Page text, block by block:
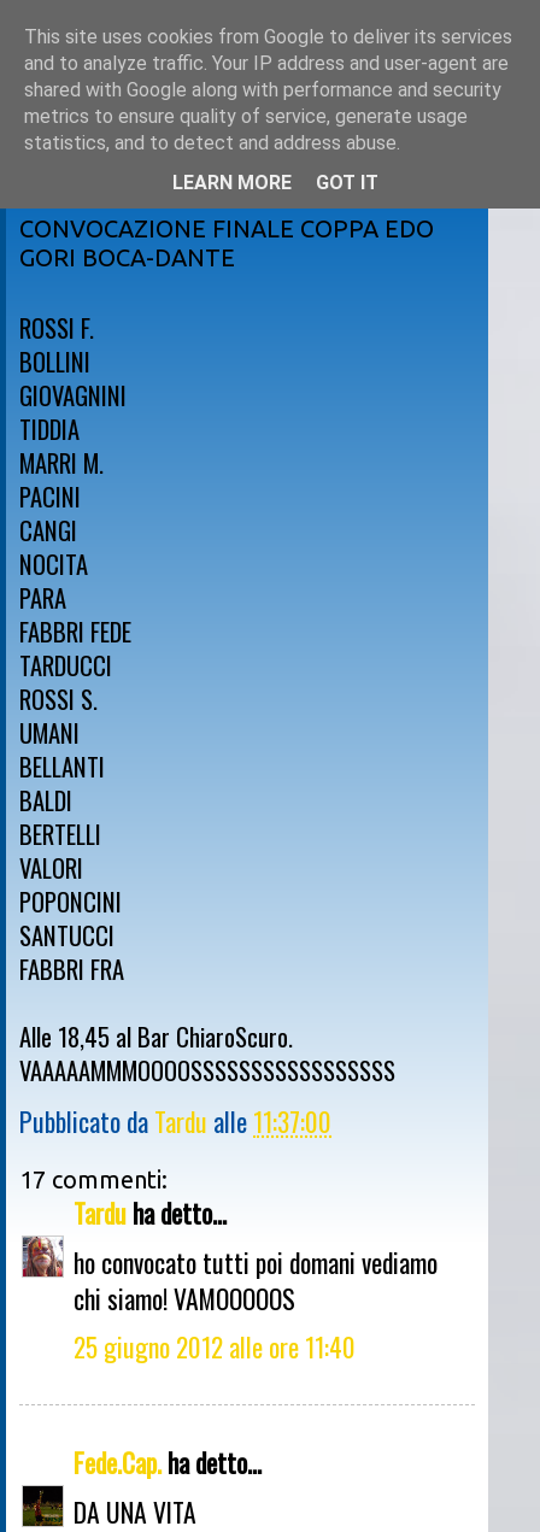
CONVOCAZIONE FINALE COPPA EDO
GORI BOCA-DANTE
ROSSI F.
BOLLINI
GIOVAGNINI
TIDDIA
MARRI M.
PACINI
CANGI
NOCITA
PARA
FABBRI FEDE
TARDUCCI
ROSSI S.
UMANI
BELLANTI
BALDI
BERTELLI
VALORI
POPONCINI
SANTUCCI
FABBRI FRA
Alle 18,45 al Bar ChiaroScuro.
VAAAAAMMMOOOOSSSSSSSSSSSSSSSSS
Pubblicato daTardu alle11:37:00
17 commenti:
Tarduha detto...
ho convocato tutti poi domani vediamo
chi siamo! VAMOOOOOS
25 giugno 2012 alle ore 11:40
Fede.Cap.ha detto...
DA UNA VITA
This site uses cookies from Google to deliver its services
and to analyze traffic. Your IP address and user-agent are
shared with Google along with performance and security
metrics to ensure quality of service, generate usage
statistics, and to detect and address abuse.
LEARN MORE
GOT IT